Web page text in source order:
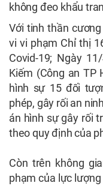
không đeo khẩu
Với tinh thần
vi vi phạm Chỉ thị
Covid-19; Ngày
Kiếm (Công an TP
hình sự 15 đối
phép, gây rối an
án hình sự gây rối
theo quy định của
Còn trên không
phạm của lực